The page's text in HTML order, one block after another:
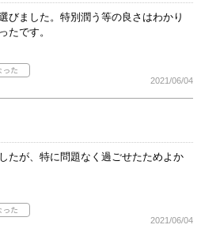
びました。特別潤う等の良さはわかり
たです。
2021/06/04
たが、特に問題なく過ごせたためよか
2021/06/04